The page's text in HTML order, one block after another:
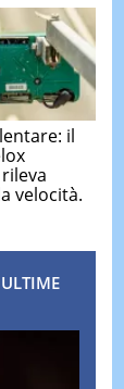
il
velocità.